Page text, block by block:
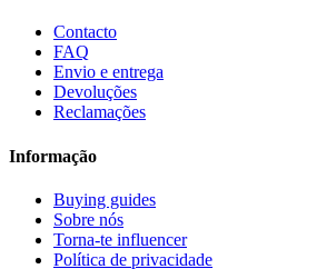
Contacto
FAQ
Envio e entrega
Devoluções
Reclamações
Informação
Buying guides
Sobre nós
Torna-te influencer
Política de privacidade